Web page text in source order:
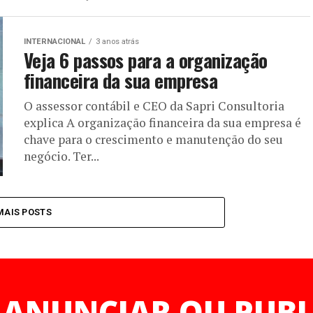
INTERNACIONAL 3 anos atrás
Veja 6 passos para a organização
financeira da sua empresa
O assessor contábil e CEO da Sapri Consultoria
explica A organização financeira da sua empresa é
chave para o crescimento e manutenção do seu
negócio. Ter...
POSTS